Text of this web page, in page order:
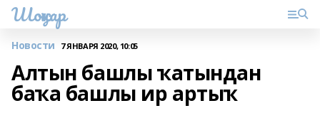
Шоңҡар
Новости 7 ЯНВАРЯ 2020, 10:05
Алтын башлы ҡатындан
баҡа башлы ир артыҡ